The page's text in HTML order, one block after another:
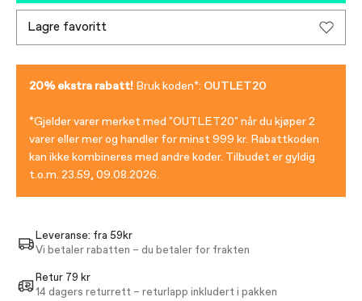
lagre favoritt
20% ekstra rabatt! Bruk koden*: OUTLET20
*Gjelder varer merket med "OUTLET20" når du kjøper 2
varer eller mer og handler for minst 999 kr. Rabattkoden
kan ikke kombineres med andre koder. Tilbudet er gyldig
t.o.m. 23.59, 09.08.2026.
Leveranse: fra 59kr
Vi betaler rabatten – du betaler for frakten
Retur 79 kr
14 dagers returrett – returlapp inkludert i pakken